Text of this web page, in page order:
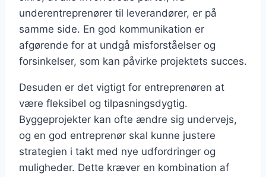
underentreprenører til leverandører, er på
samme side. En god kommunikation er
afgørende for at undgå misforståelser og
forsinkelser, som kan påvirke projektets succes.
Desuden er det vigtigt for entreprenøren at
være fleksibel og tilpasningsdygtig.
Byggeprojekter kan ofte ændre sig undervejs,
og en god entreprenør skal kunne justere
strategien i takt med nye udfordringer og
muligheder. Dette kræver en kombination af